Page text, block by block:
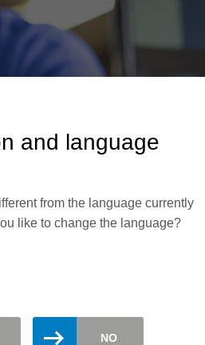
and language
from the language currently
like to change the language?
NO